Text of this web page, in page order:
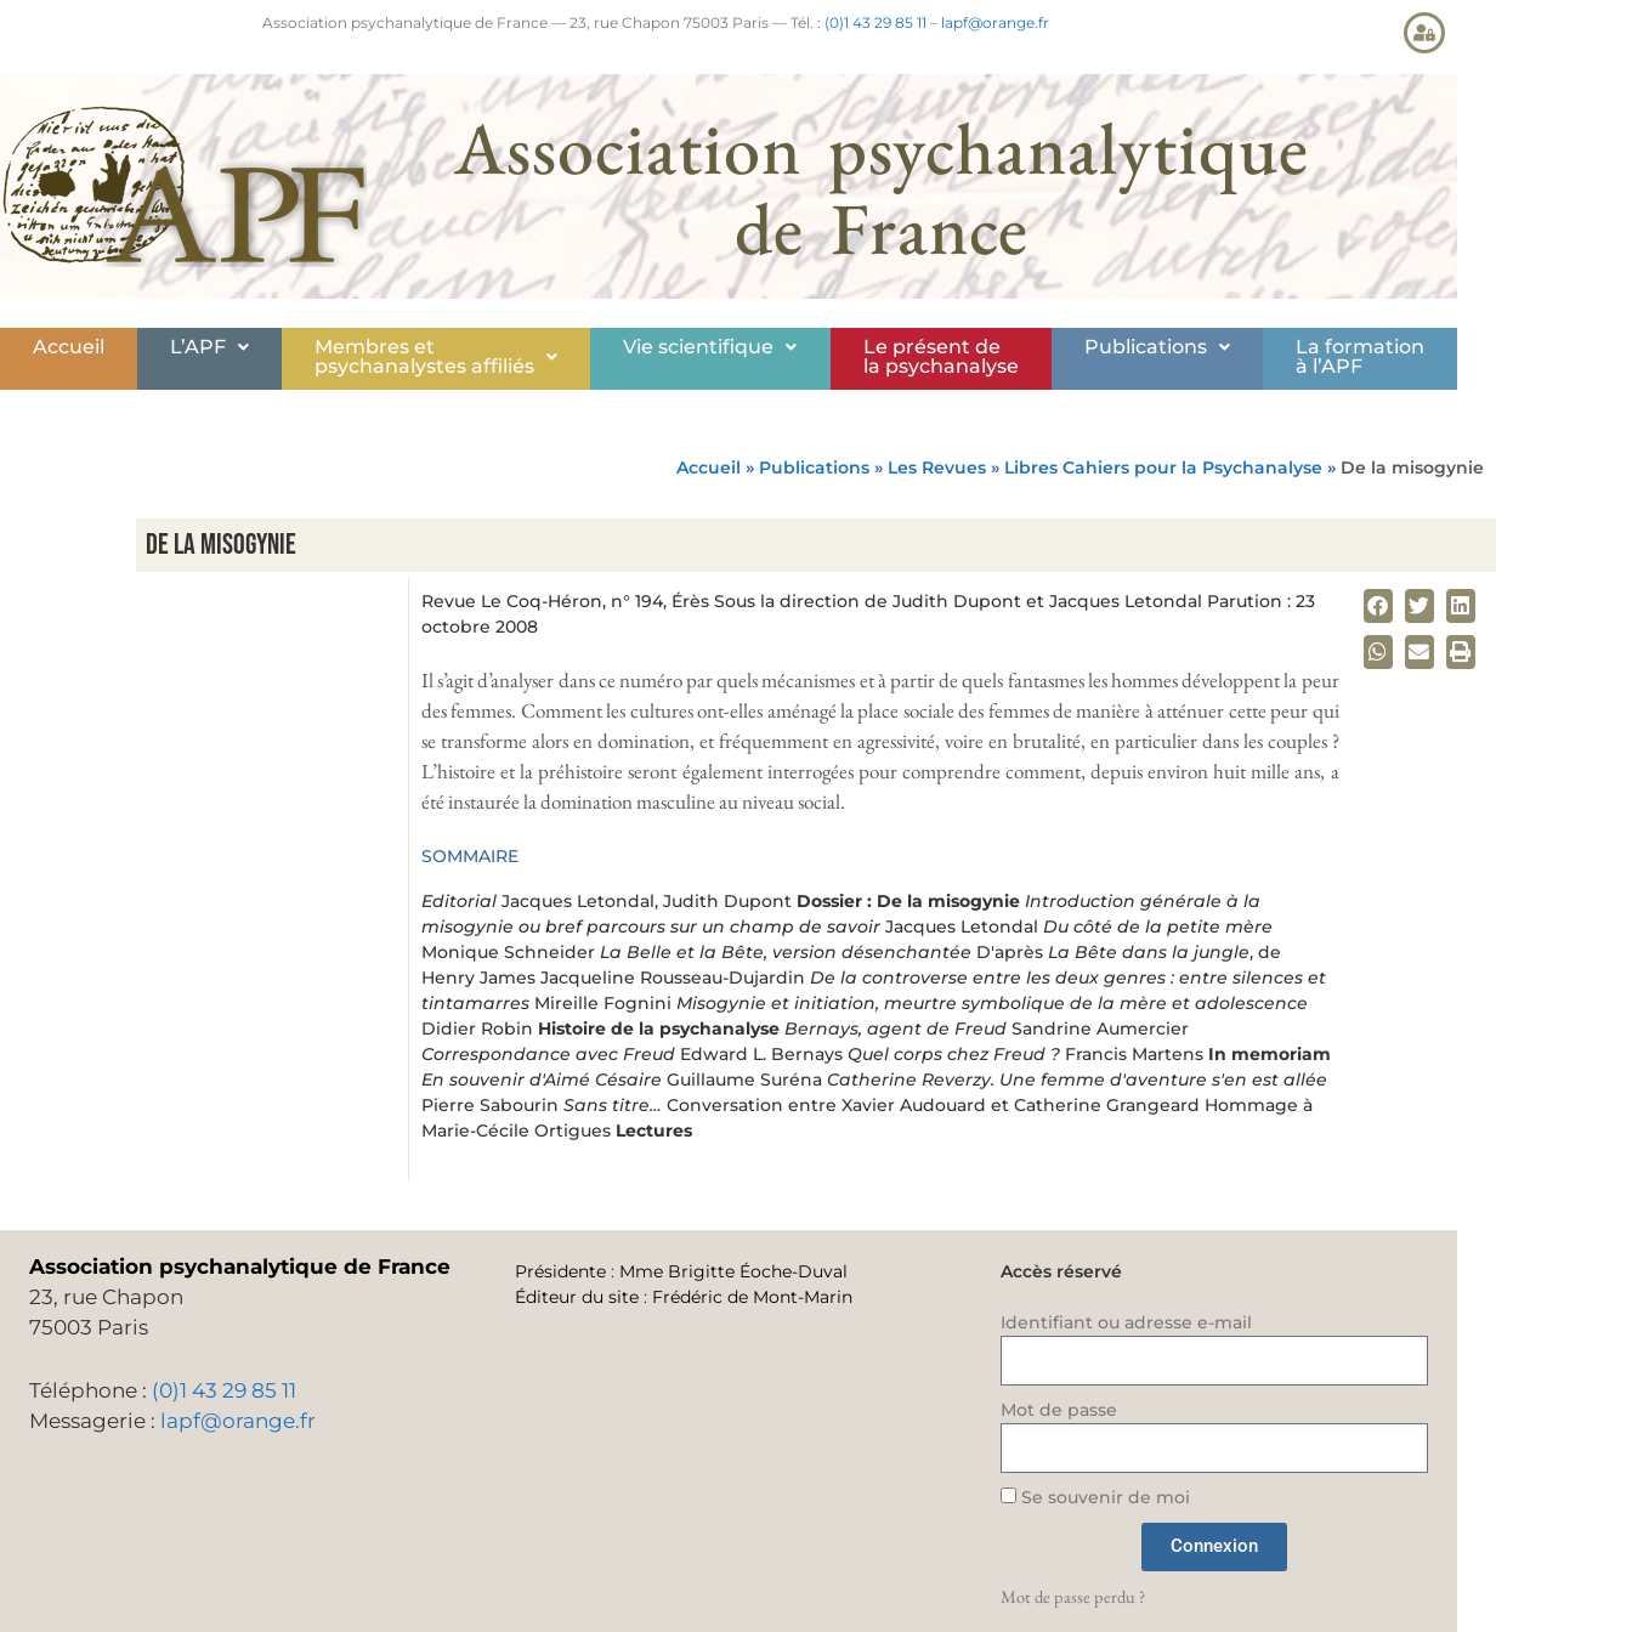
Association psychanalytique de France — 23, rue Chapon 75003 Paris — Tél. : (0)1 43 29 85 11 – lapf@orange.fr
Association psychanalytique
de France
Accueil L’APF
Membres et
psychanalystes affiliés
Vie scientifique
Le présent de
la psychanalyse
Publications
La formation
à l’APF
Accueil » Publications » Les Revues » Libres Cahiers pour la Psychanalyse » De la misogynie
De la misogynie
Revue Le Coq-Héron, n° 194, Érès Sous la direction de Judith Dupont et Jacques Letondal Parution : 23
octobre 2008
Il s’agit d’analyser dans ce numéro par quels mécanismes et à partir de quels fantasmes les hommes développent la peur
des femmes. Comment les cultures ont-elles aménagé la place sociale des femmes de manière à atténuer cette peur qui
se transforme alors en domination, et fréquemment en agressivité, voire en brutalité, en particulier dans les couples ?
L’histoire et la préhistoire seront également interrogées pour comprendre comment, depuis environ huit mille ans, a
été instaurée la domination masculine au niveau social.
SOMMAIRE
Editorial Jacques Letondal, Judith Dupont Dossier : De la misogynie Introduction générale à la
misogynie ou bref parcours sur un champ de savoir Jacques Letondal Du côté de la petite mère
Monique Schneider La Belle et la Bête, version désenchantée D'après La Bête dans la jungle, de
Henry James Jacqueline Rousseau-Dujardin De la controverse entre les deux genres : entre silences et
tintamarres Mireille Fognini Misogynie et initiation, meurtre symbolique de la mère et adolescence
Didier Robin Histoire de la psychanalyse Bernays, agent de Freud Sandrine Aumercier
Correspondance avec Freud Edward L. Bernays Quel corps chez Freud ? Francis Martens In memoriam
En souvenir d'Aimé Césaire Guillaume Suréna Catherine Reverzy. Une femme d'aventure s'en est allée
Pierre Sabourin Sans titre… Conversation entre Xavier Audouard et Catherine Grangeard Hommage à
Marie-Cécile Ortigues Lectures
Association psychanalytique de France
23, rue Chapon
75003 Paris
Téléphone : (0)1 43 29 85 11
Messagerie : lapf@orange.fr
Présidente: Mme Brigitte Éoche-Duval
Éditeur du site: Frédéric de Mont-Marin
Accès réservé
Identifiant ou adresse e-mail
Mot de passe
Se souvenir de moi
Connexion
Mot de passe perdu ?